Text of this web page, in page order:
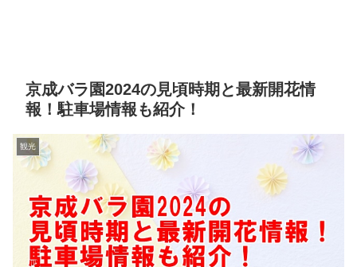
京成バラ園2024の見頃時期と最新開花情
報！駐車場情報も紹介！
観光